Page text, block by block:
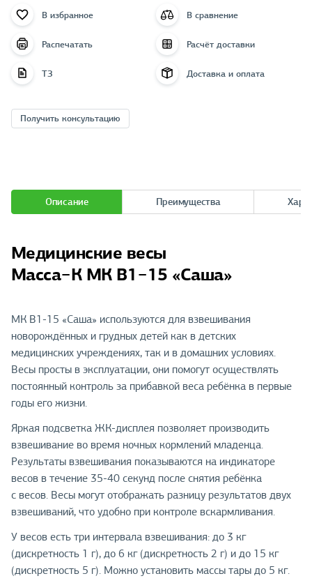
В избранное В сравнение
Распечатать Расчёт доставки
ТЗ Доставка и оплата
Получить консультацию
Описание Преимущества
Медицинские весы
Масса−К МК В1−15 «Саша»
МК В1-15 «Саша» используются для взвешивания
новорождённых и грудных детей как в детских
медицинских учреждениях, так и в домашних условиях.
Весы просты в эксплуатации, они помогут осуществлять
постоянный контроль за прибавкой веса ребёнка в первые
годы его жизни.
Яркая подсветка ЖК-дисплея позволяет производить
взвешивание во время ночных кормлений младенца.
Результаты взвешивания показываются на индикаторе
весов в течение 35-40 секунд после снятия ребёнка
с весов. Весы могут отображать разницу результатов двух
взвешиваний, что удобно при контроле вскармливания.
У весов есть три интервала взвешивания: до 3 кг
(дискретность 1 г), до 6 кг (дискретность 2 г) и до 15 кг
(дискретность 5 г). Можно установить массы тары до 5 кг.